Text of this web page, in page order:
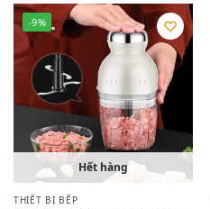
-9%
Hết hàng
THIẾT BỊ BẾP